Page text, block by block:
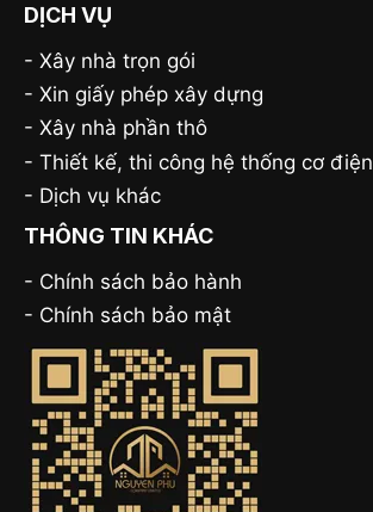
DỊCH VỤ
- Xây nhà trọn gói
- Xin giấy phép xây dựng
- Xây nhà phần thô
- Thiết kế, thi công hệ thống cơ điện
- Dịch vụ khác
THÔNG TIN KHÁC
- Chính sách bảo hành
- Chính sách bảo mật